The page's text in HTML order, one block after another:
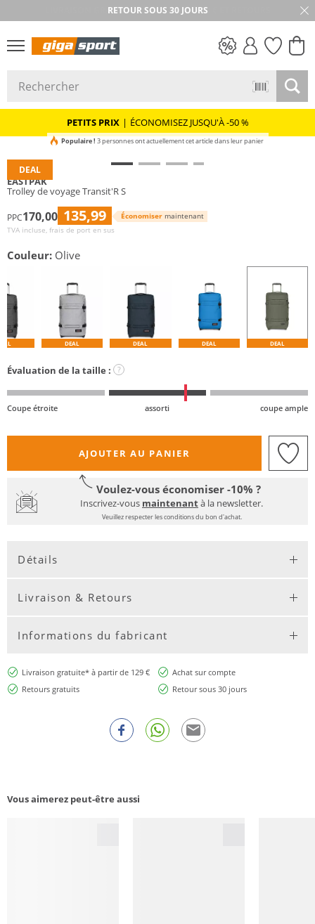
RETOUR SOUS 30 JOURS
PETITS PRIX | ÉCONOMISEZ JUSQU'À -50 %
DEAL
Populaire ! 3 personnes ont actuellement cet article dans leur panier
EASTPAK
Trolley de voyage Transit'R S
PPC170,00 135,99 Économiser maintenant
TVA incluse, frais de port en sus
Couleur: Olive
DEAL DEAL DEAL DEAL
Évaluation de la taille : ?
Coupe étroite assorti coupe ample
AJOUTER AU PANIER
Voulez-vous économiser -10% ?
Inscrivez-vous maintenantà la newsletter.
Veuillez respecter les conditions du bon d'achat.
Détails
Livraison & Retours
Informations du fabricant
Livraison gratuite* à partir de 129 €
Achat sur compte
Retours gratuits
Retour sous 30 jours
Vous aimerez peut-être aussi